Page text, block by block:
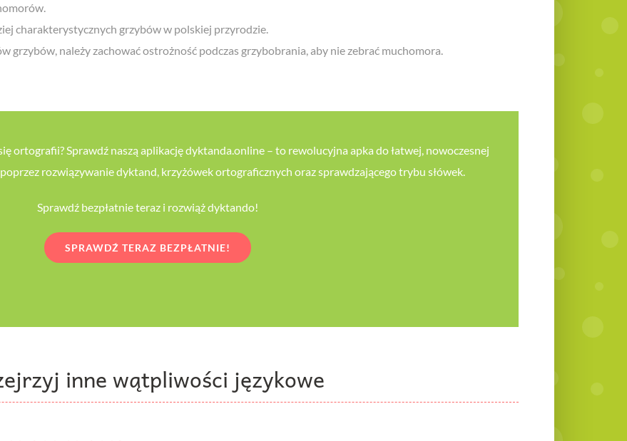
charakterystycznych grzybów w polskiej przyrodzie.
należy zachować ostrożność podczas grzybobrania, aby nie zebrać muchomora.
ortografii? Sprawdź naszą aplikację dyktanda.online – to rewolucyjna apka do łatwej, nowoczesnej
rozwiązywanie dyktand, krzyżówek ortograficznych oraz sprawdzającego trybu słówek.
Sprawdź bezpłatnie teraz i rozwiąż dyktando!
SPRAWDŹ TERAZ BEZPŁATNIE!
inne wątpliwości językowe